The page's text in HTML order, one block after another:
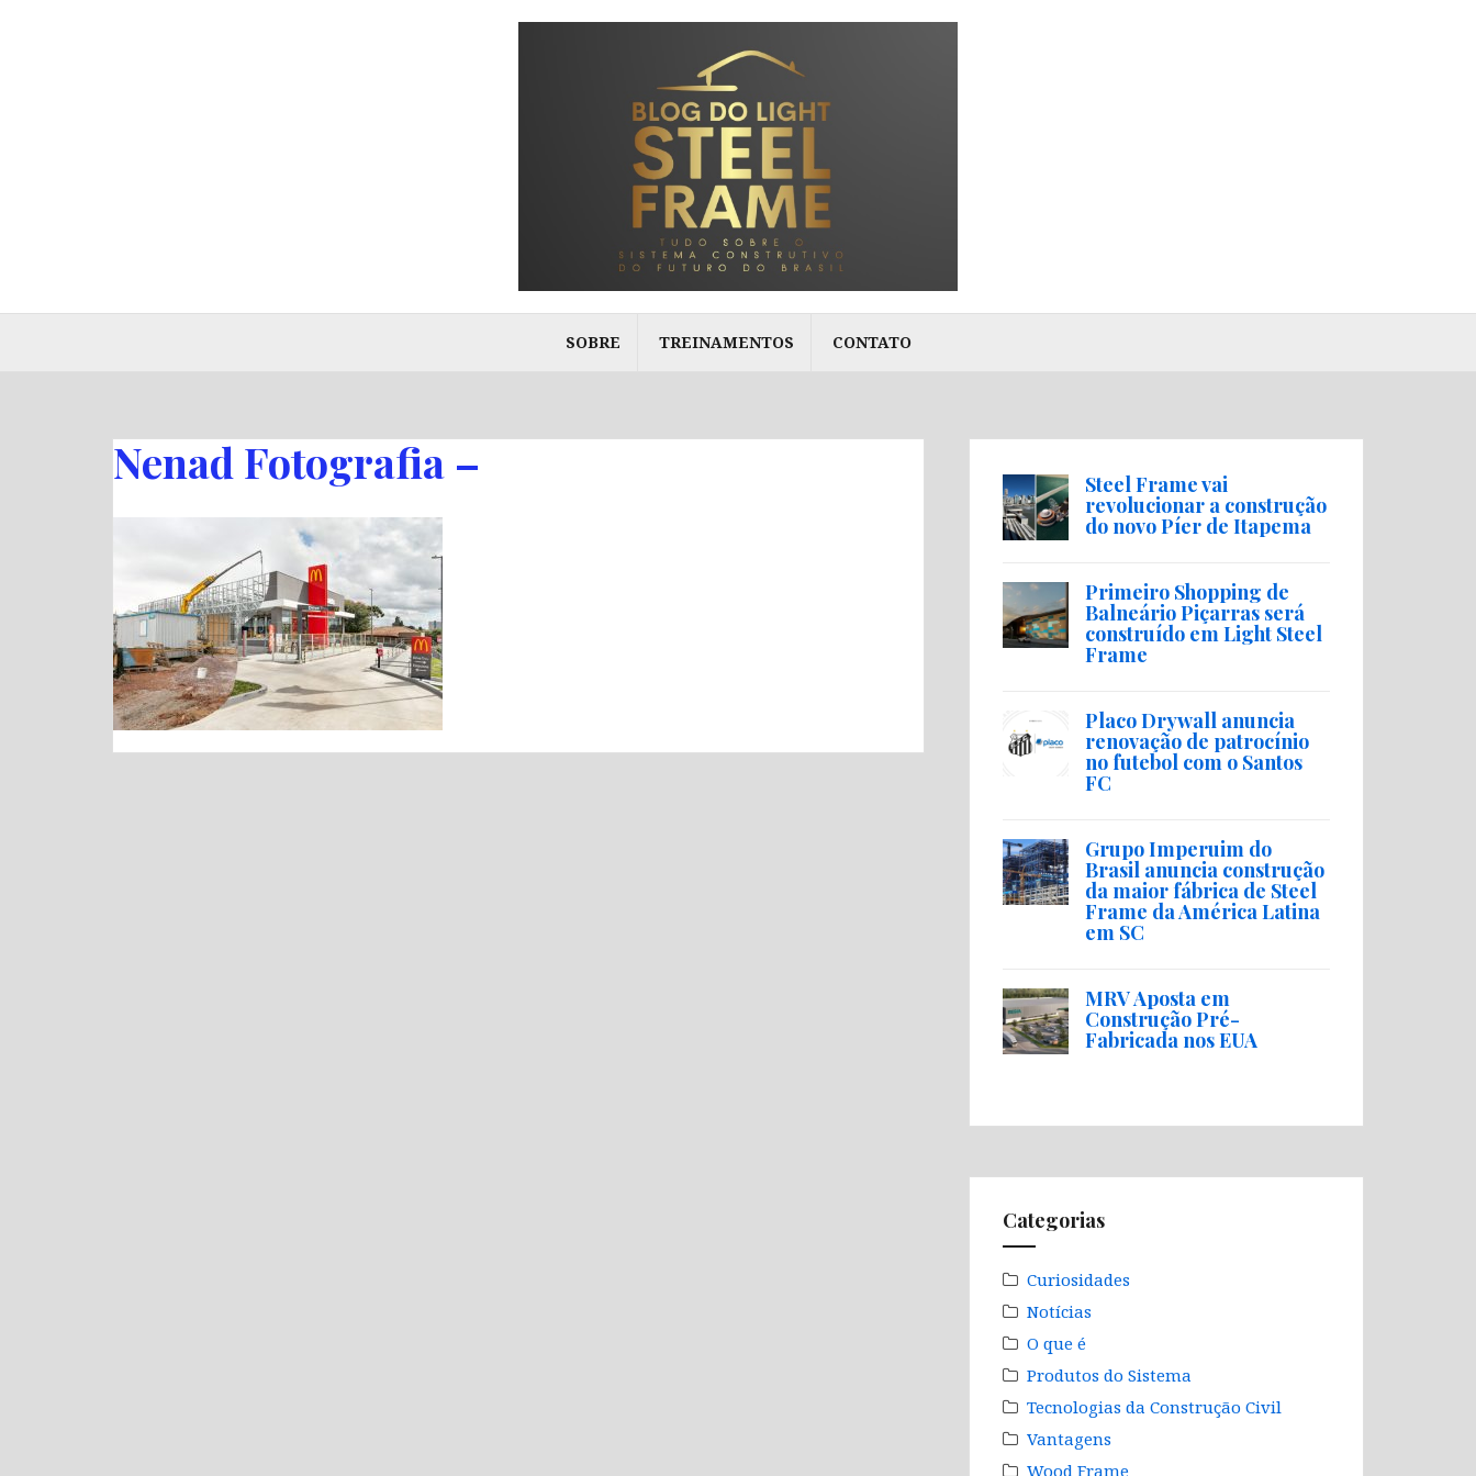
SOBRE TREINAMENTOS CONTATO
Nenad Fotografia – Steel Frame vai
revolucionar a construção
do novo Píer de Itapema
Primeiro Shopping de
Balneário Piçarras será
construído em Light Steel
Frame
Placo Drywall anuncia
renovação de patrocínio
no futebol com o Santos
FC
Grupo Imperuim do
Brasil anuncia construção
da maior fábrica de Steel
Frame da América Latina
em SC
MRV Aposta em
Construção Pré-
Fabricada nos EUA
Categorias
Curiosidades
Notícias
O que é
Produtos do Sistema
Tecnologias da Construção Civil
Vantagens
Wood Frame